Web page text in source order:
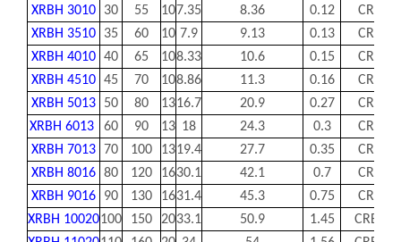
XRBH 3010
30 55 107.35 8.36 0.12
XRBH 3510
35 60 10 7.9 9.13 0.13
XRBH 4010 40 65 108.33 10.6 0.15
XRBH 4510 45 70 108.86 11.3 0.16
XRBH 5013
50 80 1316.7 20.9 0.27
XRBH 6013
60 90 13 18 24.3 0.3
XRBH 7013 70 100 1319.4 27.7 0.35
XRBH 8016 80 120 1630.1 42.1 0.7
XRBH 9016
90 130 1631.4 45.3 0.75
XRBH 10020100 150 2033.1 50.9 1.45